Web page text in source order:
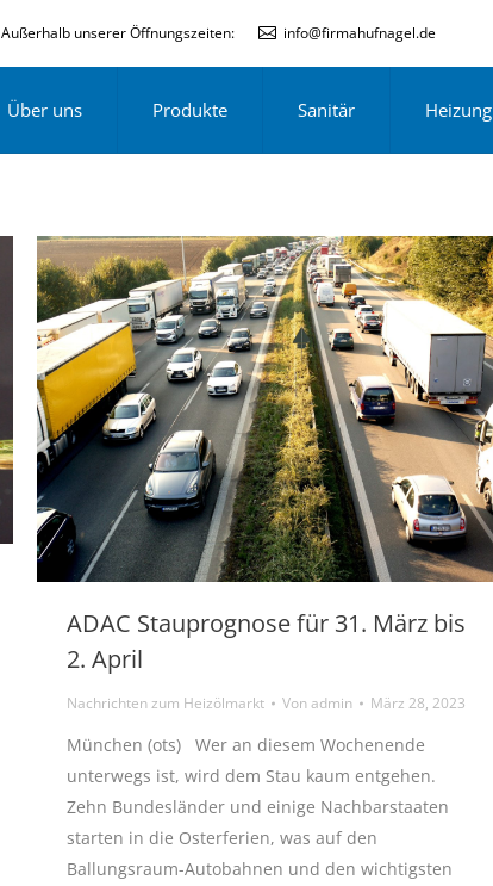
Außerhalb unserer Öffnungszeiten: info@firmahufnagel.de
Über uns Produkte Sanitär Heizung
ADAC Stauprognose für 31. März bis
2. April
Nachrichten zum Heizölmarkt Vonadmin März 28, 2023
München (ots) Wer an diesem Wochenende
unterwegs ist, wird dem Stau kaum entgehen.
Zehn Bundesländer und einige Nachbarstaaten
starten in die Osterferien, was auf den
Ballungsraum-Autobahnen und den wichtigsten